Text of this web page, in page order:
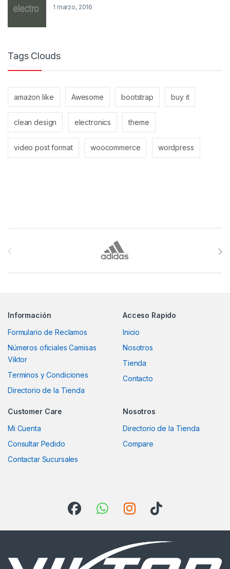
1 marzo, 2016
Tags Clouds
amazon like Awesome bootstrap buy it
clean design electronics theme
video post format woocommerce wordpress
Información
Formulario de Reclamos
Números oficiales Camisas
Viktor
Terminos y Condiciones
Directorio de la Tienda
Acceso Rapido
Inicio
Nosotros
Tienda
Contacto
Customer Care
Mi Cuenta
Consultar Pedido
Contactar Sucursales
Nosotros
Directorio de la Tienda
Compare